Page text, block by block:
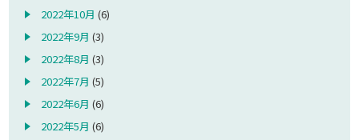
2022年10月 (6)
2022年9月 (3)
2022年8月 (3)
2022年7月 (5)
2022年6月 (6)
2022年5月 (6)